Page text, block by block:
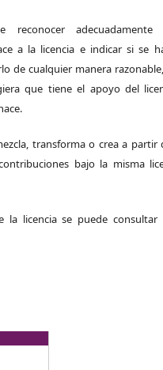
reconocer
a la licencia e indicar si se
de cualquier manera
que tiene el apoyo del
transforma o crea a partir
bajo la misma
la licencia se puede consultar